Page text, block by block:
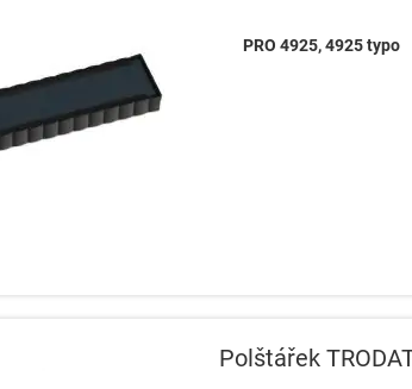
PRO 4925, 4925 typo
Polštářek